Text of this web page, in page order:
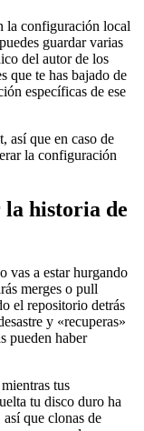
la configuración local
guardar varias
del autor de los
que te has bajado de
específicas de ese
así que en caso de
la configuración
historia de
vas a estar hurgando
merges o pull
el repositorio detrás
y «recuperas»
pueden haber
tus
tu disco duro ha
que clonas de